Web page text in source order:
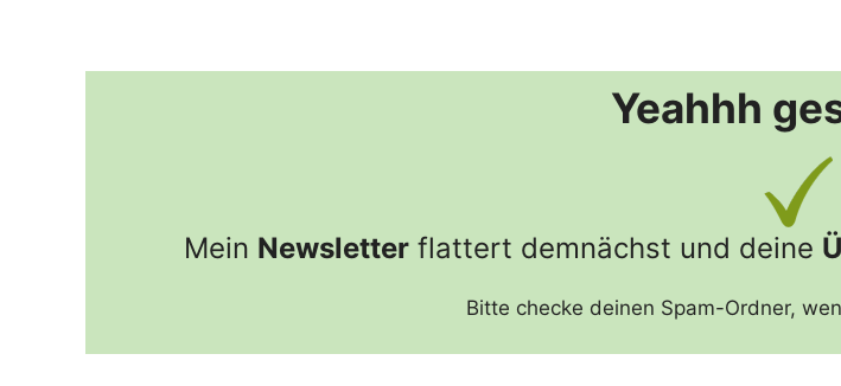
Yeahhh
Mein Newsletterflattert demnächst und deine
Bitte checke deinen Spam-Ordner,